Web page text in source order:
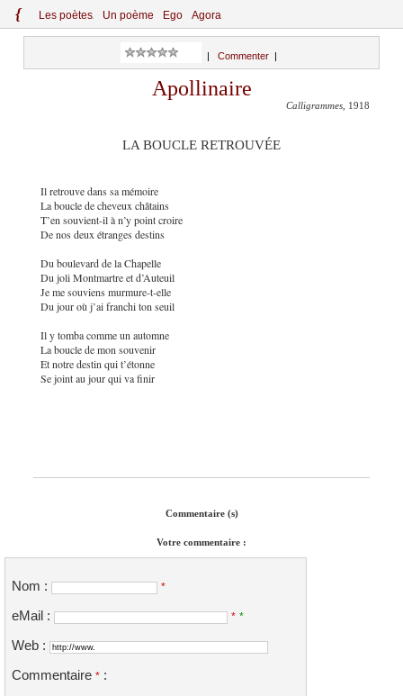
{ Les poètes Un poème Ego Agora
Commenter
Apollinaire
Calligrammes , 1918
LA BOUCLE RETROUVÉE
Il retrouve dans sa mémoire
La boucle de cheveux châtains
T’en souvient-il à n’y point croire
De nos deux étranges destins
Du boulevard de la Chapelle
Du joli Montmartre et d’Auteuil
Je me souviens murmure-t-elle
Du jour où j’ai franchi ton seuil
Il y tomba comme un automne
La boucle de mon souvenir
Et notre destin qui t’étonne
Se joint au jour qui va finir
Commentaire (s)
Votre commentaire :
Nom : *
eMail : * *
Web :
Commentaire * :